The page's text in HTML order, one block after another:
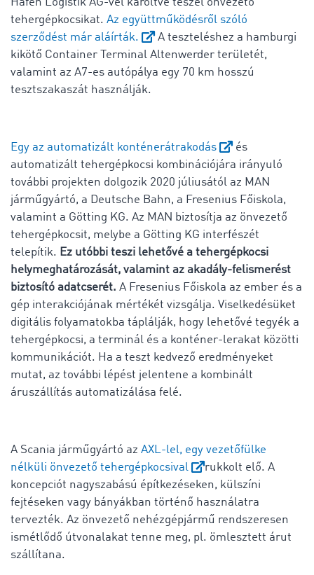
tehergépkocsikat. Az együttműködésről szóló
szerződést már aláírták.
A teszteléshez a hamburgi
kikötő Container Terminal Altenwerder területét,
valamint az A7-es autópálya egy 70 km hosszú
tesztszakaszát használják.
Egy az automatizált konténerátrakodás
és
automatizált tehergépkocsi kombinációjára irányuló
további projekten dolgozik 2020 júliusától az MAN
járműgyártó, a Deutsche Bahn, a Fresenius Főiskola,
valamint a Götting KG. Az MAN biztosítja az önvezető
tehergépkocsit, melybe a Götting KG interfészét
telepítik. Ez utóbbi teszi lehetővé a tehergépkocsi
helymeghatározását, valamint az akadály-felismerést
biztosító adatcserét. A Fresenius Főiskola az ember és a
gép interakciójának mértékét vizsgálja. Viselkedésüket
digitális folyamatokba táplálják, hogy lehetővé tegyék a
tehergépkocsi, a terminál és a konténer-lerakat közötti
kommunikációt. Ha a teszt kedvező eredményeket
mutat, az további lépést jelentene a kombinált
áruszállítás automatizálása felé.
A Scania járműgyártó az AXL-lel, egy vezetőfülke
nélküli önvezető tehergépkocsival
rukkolt elő. A
koncepciót nagyszabású építkezéseken, külszíni
fejtéseken vagy bányákban történő használatra
tervezték. Az önvezető nehézgépjármű rendszeresen
ismétlődő útvonalakat tenne meg, pl. ömlesztett árut
szállítana.